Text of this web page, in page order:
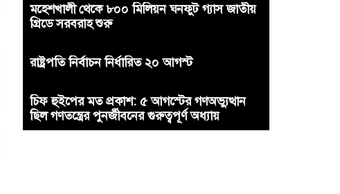
মহেশখালী থেকে ৮০০ মিলিয়ন ঘনফুট গ্যাস জাতীয়
গ্রিডে সরবরাহ শুরু
রাষ্ট্রপতি নির্বাচন নির্ধারিত ২০ আগস্ট
চিফ হুইপের মত প্রকাশ: ৫ আগস্টের গণঅভ্যুত্থান
ছিল গণতন্ত্রের পুনর্জীবনের গুরুত্বপূর্ণ অধ্যায়